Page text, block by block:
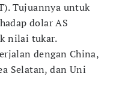
Tujuannya untuk
dolar AS
nilai tukar.
dengan China,
Selatan, dan Uni